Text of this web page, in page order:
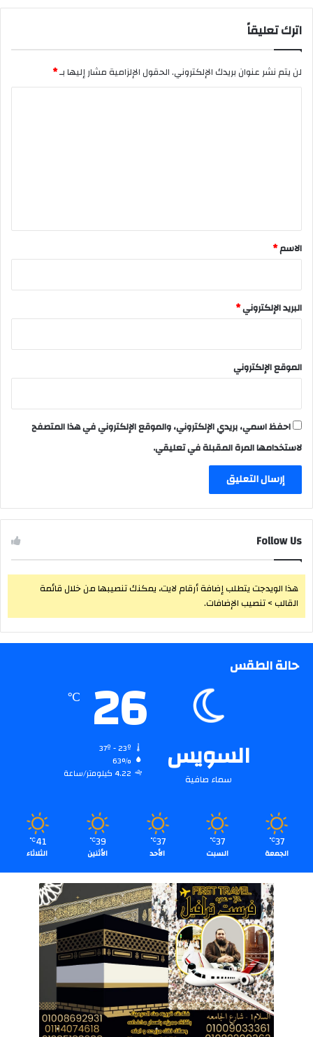
اترك تعليقاً
لن يتم نشر عنوان بريدك الإلكتروني.الحقول الإلزامية مشار إليها بـ*
*
الاسم*
البريد الإلكتروني*
الموقع الإلكتروني
احفظ اسمي، بريدي الإلكتروني، والموقع الإلكتروني في هذا المتصفح
لاستخدامها المرة المقبلة في تعليقي.
Follow Us
هذا الويدجت يتطلب إضافة أرقام لايت، يمكنك تنصيبها من خلال قائمة
القالب > تنصيب الإضافات.
حالة الطقس
السويس
سماء صافية
26
℃
63%
4.22 كيلومتر/ساعة
37
℃
الجمعة
37
℃
السبت
37
℃
الأحد
39
℃
الأثنين
41
℃
الثلاثاء